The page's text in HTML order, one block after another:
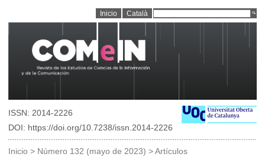
Inicio Català
ISSN: 2014-2226
DOI: https://doi.org/10.7238/issn.2014-2226
Inicio > Número 132 (mayo de 2023) >Artículos